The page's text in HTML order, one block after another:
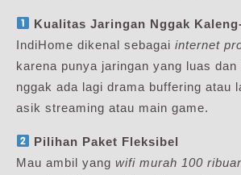
Kualitas Jaringan Nggak
IndiHome dikenal sebagai internet
karena punya jaringan yang luas
nggak ada lagi drama buffering atau
asik streaming atau main game.
Pilihan Paket Fleksibel
Mau ambil yang wifi murah 100